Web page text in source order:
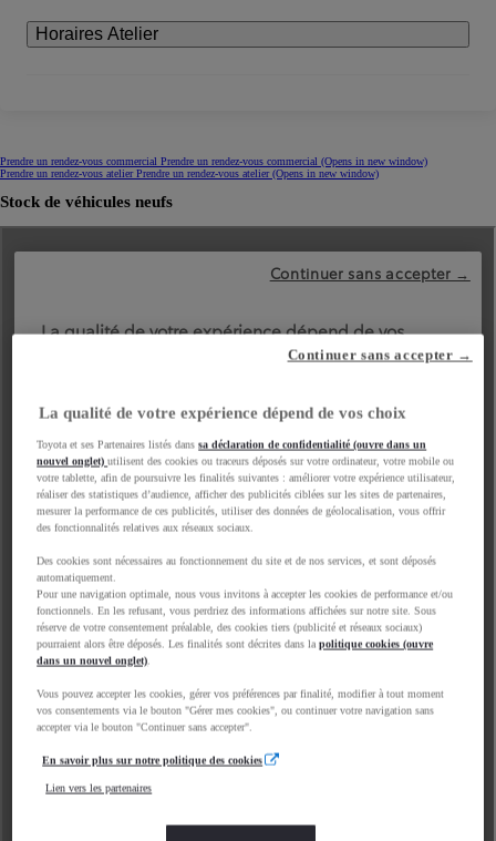
Horaires Atelier
Prendre un rendez-vous commercial Prendre un rendez-vous commercial (Opens in new window)
Prendre un rendez-vous atelierPrendre un rendez-vous atelier(Opens in new window)
Stock de véhicules neufs
La qualité de votre expérience dépend de vos choix
Toyota et ses Partenaires listés danssa déclaration de confidentialité (ouvre dans un
nouvel onglet)utilisent des cookies ou traceurs déposés sur votre ordinateur, votre mobile ou
votre tablette, afin de poursuivre les finalités suivantes : améliorer votre expérience utilisateur,
réaliser des statistiques d’audience, afficher des publicités ciblées sur les sites de partenaires,
mesurer la performance de ces publicités, utiliser des données de géolocalisation, vous offrir
des fonctionnalités relatives aux réseaux sociaux.
Des cookies sont nécessaires au fonctionnement du site et de nos services, et sont déposés
automatiquement.
Pour une navigation optimale, nous vous invitons à accepter les cookies de performance et/ou
fonctionnels. En les refusant, vous perdriez des informations affichées sur notre site. Sous
réserve de votre consentement préalable, des cookies tiers (publicité et réseaux sociaux)
pourraient alors être déposés. Les finalités sont décrites dans lapolitique cookies (ouvre
dans un nouvel onglet).
Vous pouvez accepter les cookies, gérer vos préférences par finalité, modifier à tout moment
vos consentements via le bouton "Gérer mes cookies", ou continuer votre navigation sans
accepter via le bouton "Continuer sans accepter".
En savoir plus sur notre politique des cookies
Lien vers les partenaires
Continuer sans accepter →